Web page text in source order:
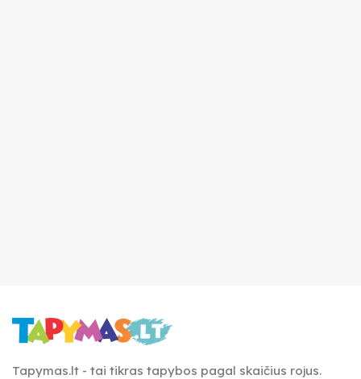
Tapymas.lt - tai tikras tapybos pagal skaičius rojus.